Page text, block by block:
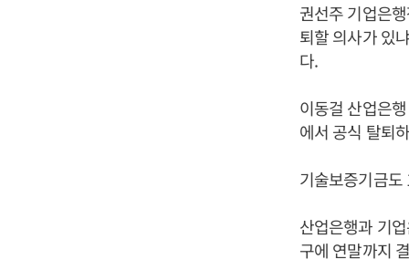
권선주 기업은
퇴할 의사가 있
다.
이동걸 산업은
에서 공식 탈퇴
기술보증기금도
산업은행과 기
구에 연말까지